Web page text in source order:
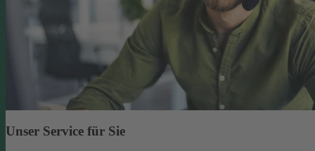
Unser Service für Sie